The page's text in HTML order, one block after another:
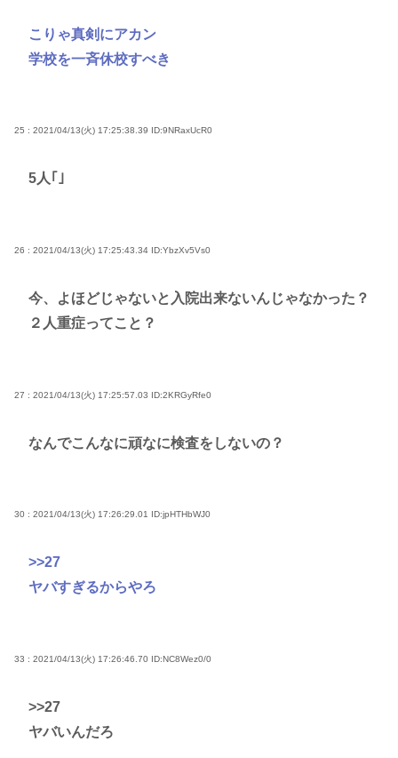
こりゃ真剣にアカン
学校を一斉休校すべき
25 : 2021/04/13(火) 17:25:38.39 ID:9NRaxUcR0
5人｢｣
26 : 2021/04/13(火) 17:25:43.34 ID:YbzXv5Vs0
今、よほどじゃないと入院出来ないんじゃなかった？
２人重症ってこと？
27 : 2021/04/13(火) 17:25:57.03 ID:2KRGyRfe0
なんでこんなに頑なに検査をしないの？
30 : 2021/04/13(火) 17:26:29.01 ID:jpHTHbWJ0
>>27
ヤバすぎるからやろ
33 : 2021/04/13(火) 17:26:46.70 ID:NC8Wez0/0
>>27
ヤバいんだろ